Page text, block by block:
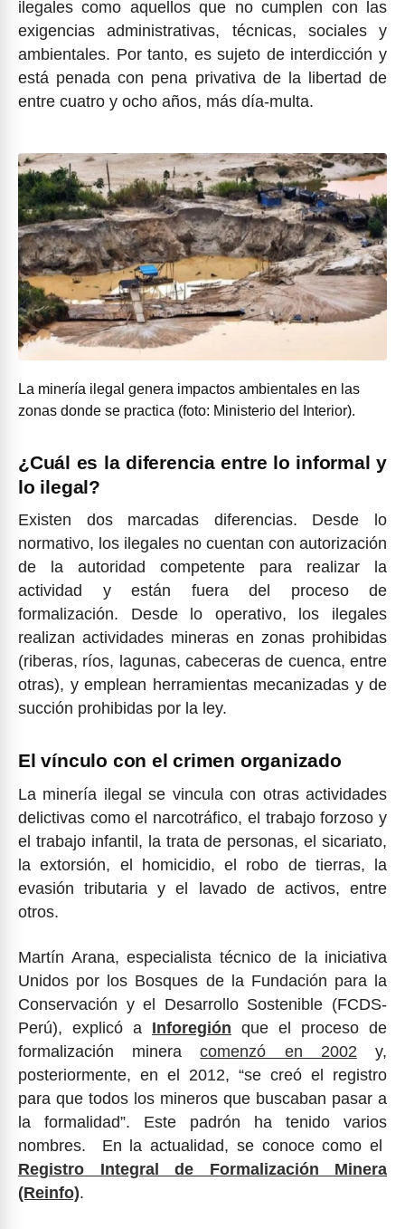
ilegales como aquellos que no cumplen con las
exigencias administrativas, técnicas, sociales y
ambientales. Por tanto, es sujeto de interdicción y
está penada con pena privativa de la libertad de
entre cuatro y ocho años, más día-multa.
La minería ilegal genera impactos ambientales en las
zonas donde se practica (foto: Ministerio del Interior).
¿Cuál es la diferencia entre lo informal y
lo ilegal?
Existen dos marcadas diferencias. Desde lo
normativo, los ilegales no cuentan con autorización
de la autoridad competente para realizar la
actividad y están fuera del proceso de
formalización. Desde lo operativo, los ilegales
realizan actividades mineras en zonas prohibidas
(riberas, ríos, lagunas, cabeceras de cuenca, entre
otras), y emplean herramientas mecanizadas y de
succión prohibidas por la ley.
El vínculo con el crimen organizado
La minería ilegal se vincula con otras actividades
delictivas como el narcotráfico, el trabajo forzoso y
el trabajo infantil, la trata de personas, el sicariato,
la extorsión, el homicidio, el robo de tierras, la
evasión tributaria y el lavado de activos, entre
otros.
Martín Arana, especialista técnico de la iniciativa
Unidos por los Bosques de la Fundación para la
Conservación y el Desarrollo Sostenible (FCDS-
Perú), explicó a Inforegión que el proceso de
formalización mineracomenzó en 2002 y,
posteriormente, en el 2012, “se creó el registro
para que todos los mineros que buscaban pasar a
la formalidad”. Este padrón ha tenido varios
nombres. En la actualidad, se conoce como el
Registro Integral de Formalización Minera
(Reinfo).